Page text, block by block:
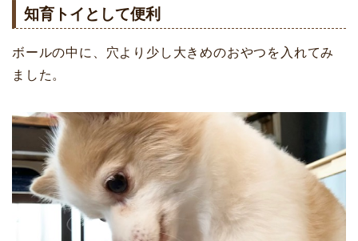
知育トイとして便利
ボールの中に、穴より少し大きめのおやつを入れてみ
ました。